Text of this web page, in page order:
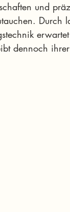
und
Durch
dennoch